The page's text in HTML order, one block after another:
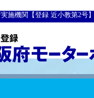
施機関【登録 近小教第2号】